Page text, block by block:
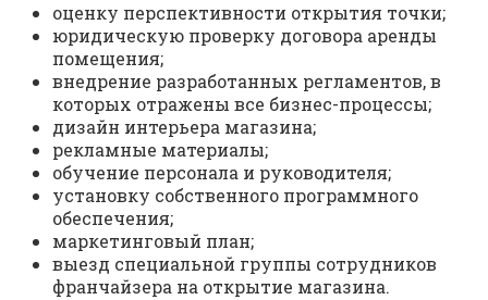
оценку перспективности открытия точки;
юридическую проверку договора аренды
помещения;
внедрение разработанных регламентов, в
которых отражены все бизнес-процессы;
дизайн интерьера магазина;
рекламные материалы;
обучение персонала и руководителя;
установку собственного программного
обеспечения;
маркетинговый план;
выезд специальной группы сотрудников
франчайзера на открытие магазина.